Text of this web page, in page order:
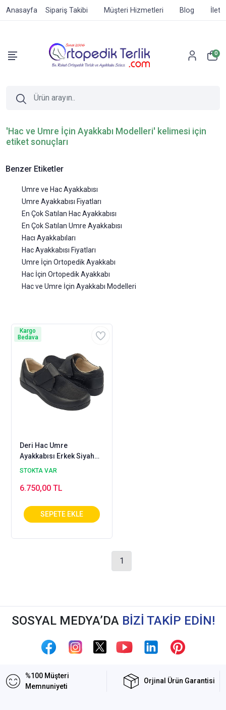
Anasayfa Sipariş Takibi Müşteri Hizmetleri Blog
0
'Hac ve Umre İçin Ayakkabı Modelleri' kelimesi için
etiket sonuçları
Benzer Etiketler
Umre ve Hac Ayakkabısı
Umre Ayakkabısı Fiyatları
En Çok Satılan Hac Ayakkabısı
En Çok Satılan Umre Ayakkabısı
Hacı Ayakkabıları
Hac Ayakkabısı Fiyatları
Umre İçin Ortopedik Ayakkabı
Hac İçin Ortopedik Ayakkabı
Hac ve Umre İçin Ayakkabı Modelleri
Deri Hac Umre
Ayakkabısı Erkek Siyah
ODY-51S
STOKTA VAR
6.750,00 TL
Kargo
Bedava
1
SOSYAL MEDYA’DA BİZİ TAKİP EDİN!
%100 Müşteri
Memnuniyeti
Orjinal Ürün Garantisi